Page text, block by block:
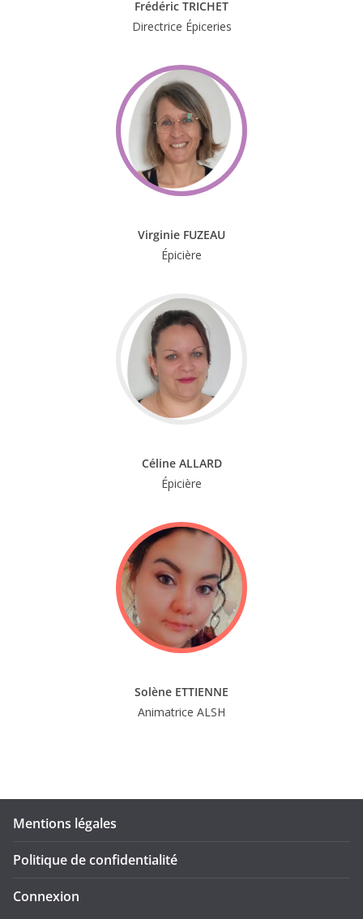
Frédéric TRICHET
Directrice Épiceries
Virginie FUZEAU
Épicière
Céline ALLARD
Épicière
Solène ETTIENNE
Animatrice ALSH
Mentions légales
Politique de confidentialité
Connexion